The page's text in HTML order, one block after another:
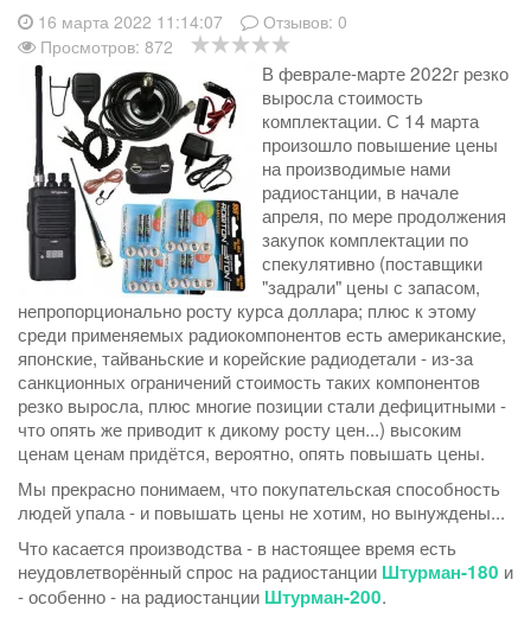
16 марта 2022 11:14:07 Отзывов: 0
Просмотров: 872
В феврале-марте 2022г резко
выросла стоимость
комплектации. С 14 марта
произошло повышение цены
на производимые нами
радиостанции, в начале
апреля, по мере продолжения
закупок комплектации по
спекулятивно (поставщики
"задрали" цены с запасом,
непропорционально росту курса доллара; плюс к этому
среди применяемых радиокомпонентов есть американские,
японские, тайваньские и корейские радиодетали - из-за
санкционных ограничений стоимость таких компонентов
резко выросла, плюс многие позиции стали дефицитными -
что опять же приводит к дикому росту цен...) высоким
ценам ценам придётся, вероятно, опять повышать цены.
Мы прекрасно понимаем, что покупательская способность
людей упала - и повышать цены не хотим, но вынуждены...
Что касается производства - в настоящее время есть
неудовлетворённый спрос на радиостанции Штурман-180 и
- особенно - на радиостанции Штурман-200.